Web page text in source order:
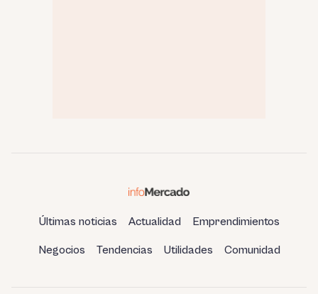
Últimas noticias Actualidad Emprendimientos
Negocios Tendencias Utilidades Comunidad